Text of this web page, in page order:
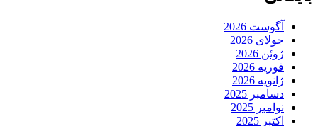
آگوست 2026
جولای 2026
ژوئن 2026
فوریه 2026
ژانویه 2026
دسامبر 2025
نوامبر 2025
اکتبر 2025